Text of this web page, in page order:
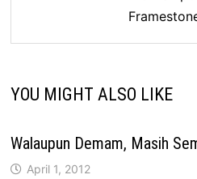
YOU MIGHT ALSO LIKE
Walaupun Demam, Masih
April 1, 2012